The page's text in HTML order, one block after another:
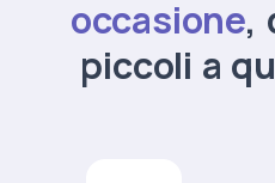
occasione,
piccoli a